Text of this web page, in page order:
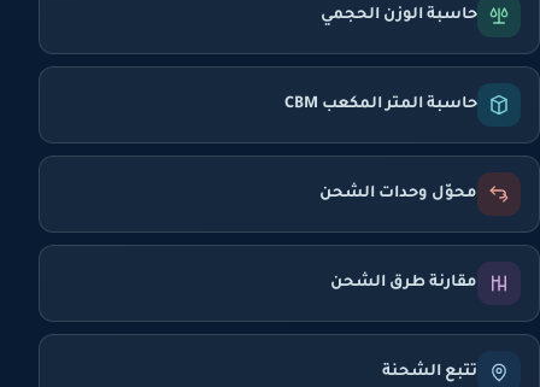
حاسبة الوزن الحجمي
حاسبة المتر المكعب CBM
محوّل وحدات الشحن
مقارنة طرق الشحن
تتبع الشحنة